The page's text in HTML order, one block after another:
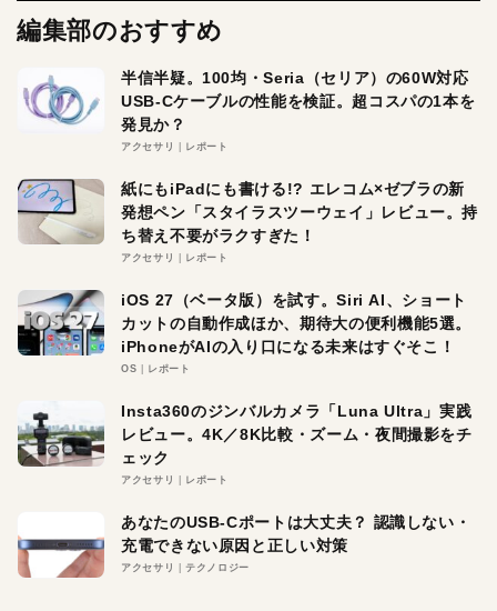
編集部のおすすめ
半信半疑。100均・Seria（セリア）の60W対応
USB-Cケーブルの性能を検証。超コスパの1本を
発見か？
アクセサリ レポート
紙にもiPadにも書ける!? エレコム×ゼブラの新
発想ペン「スタイラスツーウェイ」レビュー。持
ち替え不要がラクすぎた！
アクセサリ レポート
iOS 27（ベータ版）を試す。Siri AI、ショート
カットの自動作成ほか、期待大の便利機能5選。
iPhoneがAIの入り口になる未来はすぐそこ！
OS レポート
Insta360のジンバルカメラ「Luna Ultra」実践
レビュー。4K／8K比較・ズーム・夜間撮影をチ
ェック
アクセサリ レポート
あなたのUSB-Cポートは大丈夫？ 認識しない・
充電できない原因と正しい対策
アクセサリ テクノロジー